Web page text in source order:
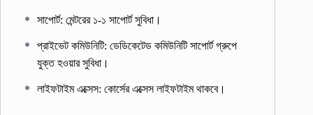
সাপোর্ট: মেন্টরের ১-১ সাপোর্ট সুবিধা।
প্রাইভেট কমিউনিটি: ডেডিকেটেড কমিউনিটি সাপোর্ট গ্রুপে
যুক্ত হওয়ার সুবিধা।
লাইফটাইম এক্সেস: কোর্সের এক্সেস লাইফটাইম থাকবে।